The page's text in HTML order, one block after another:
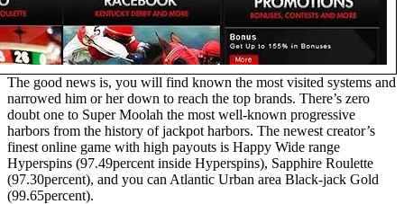
The good news is, you will find known the most visited systems and
narrowed him or her down to reach the top brands. There’s zero
doubt one to Super Moolah the most well-known progressive
harbors from the history of jackpot harbors. The newest creator’s
finest online game with high payouts is Happy Wide range
Hyperspins (97.49percent inside Hyperspins), Sapphire Roulette
(97.30percent), and you can Atlantic Urban area Black-jack Gold
(99.65percent).